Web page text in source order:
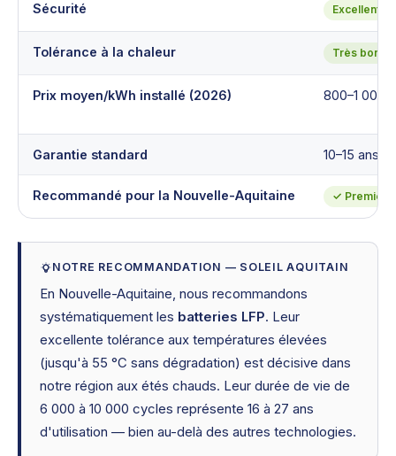
Sécurité Excellente
Tolérance à la chaleur Très bonne
Prix moyen/kWh installé (2026) 800–1 000
Garantie standard 10–15 ans
Recommandé pour la Nouvelle-Aquitaine ✓ Premier
NOTRE RECOMMANDATION — SOLEIL AQUITAIN
En Nouvelle-Aquitaine, nous recommandons
systématiquement les batteries LFP. Leur
excellente tolérance aux températures élevées
(jusqu'à 55 °C sans dégradation) est décisive dans
notre région aux étés chauds. Leur durée de vie de
6 000 à 10 000 cycles représente 16 à 27 ans
d'utilisation — bien au-delà des autres technologies.